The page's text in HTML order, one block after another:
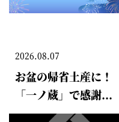
2026.08.07
お盆の帰省土産に！
「一ノ蔵」で感謝...